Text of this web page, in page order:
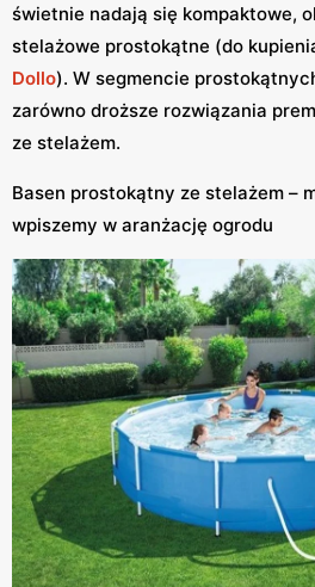
świetnie nadają się kompaktowe,
stelażowe prostokątne (do
Dollo). W segmencie
zarówno droższe rozwiązania
ze stelażem.
Basen prostokątny ze stelażem –
wpiszemy w aranżację ogrodu